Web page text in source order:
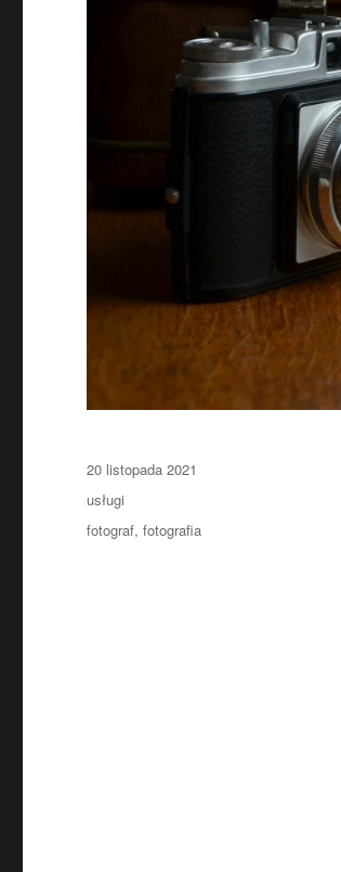
Data
publikacji
20 listopada 2021
Kategorie
usługi
Tagi
fotograf,fotografia